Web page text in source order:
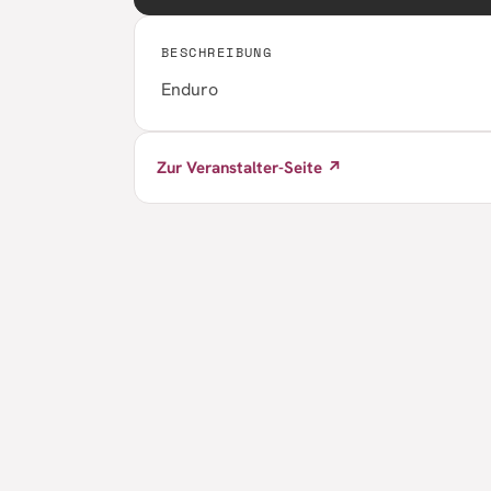
BESCHREIBUNG
Enduro
Zur Veranstalter-Seite ↗